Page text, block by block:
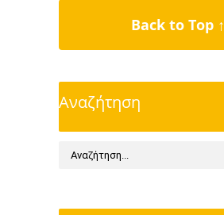
Back to Top ↑
Αναζήτηση